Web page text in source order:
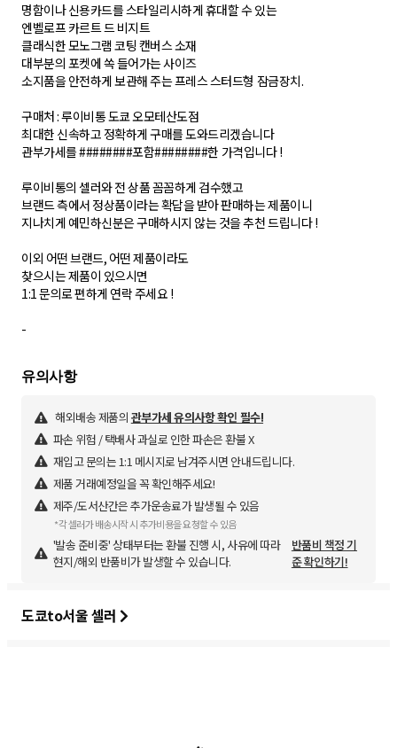
명함이나 신용카드를 스타일리시하게 휴대할 수 있는
엔벨로프 카르트 드 비지트
클래식한 모노그램 코팅 캔버스 소재
대부분의 포켓에 쏙 들어가는 사이즈
소지품을 안전하게 보관해 주는 프레스 스터드형 잠금장치.
구매처 : 루이비통 도쿄 오모테산도점
최대한 신속하고 정확하게 구매를 도와드리겠습니다
관부가세를 ########포함########한 가격입니다 !
루이비통의 셀러와 전 상품 꼼꼼하게 검수했고
브랜드 측에서 정상품이라는 확답을 받아 판매하는 제품이니
지나치게 예민하신분은 구매하시지 않는 것을 추천 드립니다 !
이외 어떤 브랜드, 어떤 제품이라도
찾으시는 제품이 있으시면
1:1 문의로 편하게 연락 주세요 !
-
유의사항
해외배송 제품의 관부가세 유의사항 확인 필수!
파손 위험 / 택배사 과실로 인한 파손은 환불 X
재입고 문의는 1:1 메시지로 남겨주시면 안내드립니다.
제품 거래예정일을 꼭 확인해주세요!
제주/도서산간은 추가운송료가 발생될 수 있음
*각 셀러가 배송시작 시 추가비용을 요청할 수 있음
'발송 준비중' 상태부터는 환불 진행 시, 사유에 따라
현지/해외 반품비가 발생할 수 있습니다.
반품비 책정 기
준 확인하기!
도쿄to서울 셀러